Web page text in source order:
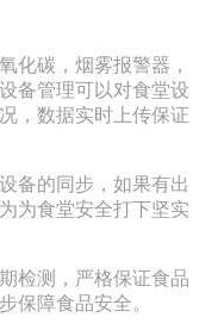
化碳，烟雾报警器，
备管理可以对食堂设
，数据实时上传保证
备的同步，如果有出
为食堂安全打下坚实
检测，严格保证食品
保障食品安全。